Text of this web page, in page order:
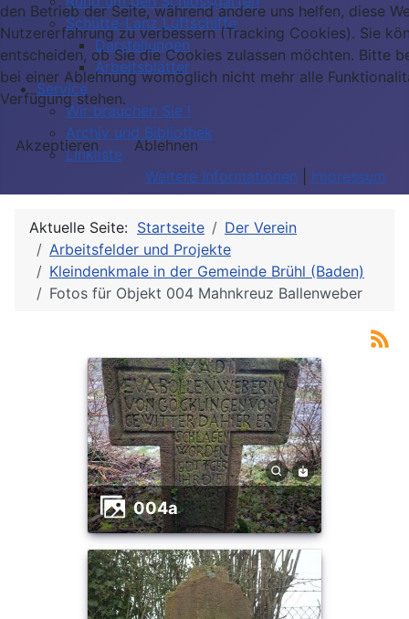
Schütte-Lanz Luftschiffe
Darstellungen
Arbeitsblätter
Service
Wir brauchen Sie !
Archiv und Bibliothek
Linkliste
Aktuelle Seite: Startseite
Der Verein
Arbeitsfelder und Projekte
Kleindenkmale in der Gemeinde Brühl (Baden)
Fotos für Objekt 004 Mahnkreuz Ballenweber
004a
den Betrieb der Seite, während andere uns helfen, diese
Nutzererfahrung zu verbessern (Tracking Cookies). Sie
entscheiden, ob Sie die Cookies zulassen möchten. Bitte
bei einer Ablehnung womöglich nicht mehr alle
Verfügung stehen.
Akzeptieren
Ablehnen
Weitere Informationen
Impressum